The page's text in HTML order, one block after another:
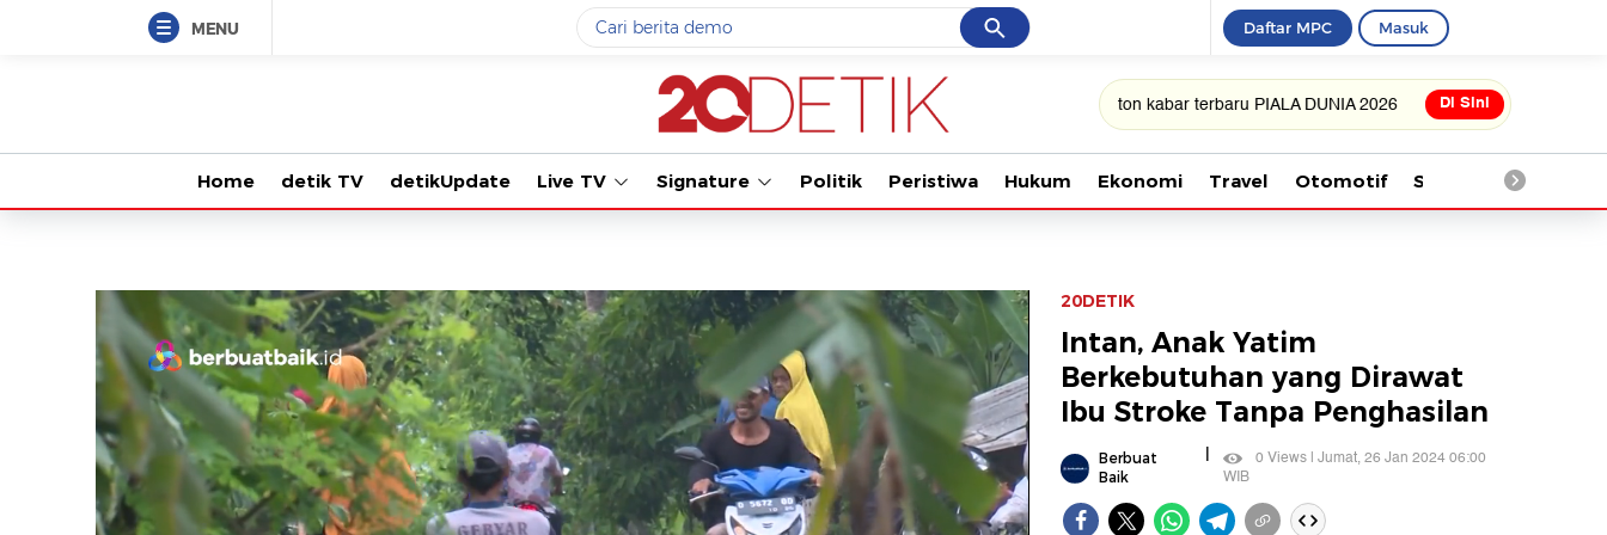
MENU Cancel
Yang sedang ramai dicari
gempa hari ini
#3prabowo
#5demo
Promoted
Terakhir yang dicari
Loading...
Daftar MPC Masuk
Tonton kabar terbaru PIALA DUNIA 2026 Di Sini
Home detik TV detikUpdate Live TV Signature Politik Peristiwa Hukum Ekonomi Travel Otomotif Saintek
20DETIK
Intan, Anak Yatim
Berkebutuhan yang Dirawat
Ibu Stroke Tanpa Penghasilan
Berbuat
Baik
|
0 Views | Jumat, 26 Jan 2024 06:00
WIB